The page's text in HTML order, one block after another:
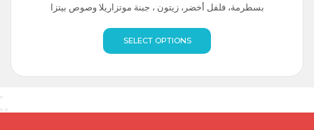
بسطرمة، فلفل أخضر، زيتون ، جبنة موتزاريلا وصوص بيتزا
SELECT OPTIONS